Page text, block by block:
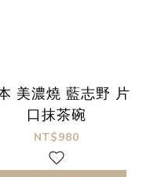
美濃燒 藍志野 片
口抹茶碗
NT$980